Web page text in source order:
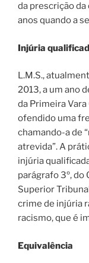
da prescrição
anos quando a
Injúria
L.M.S.,
2013, a um ano
da Primeira
ofendido uma
chamando-a de
atrevida”. A
injúria
parágrafo 3º, do
Superior
crime de injúria
racismo, que é
Equivalência